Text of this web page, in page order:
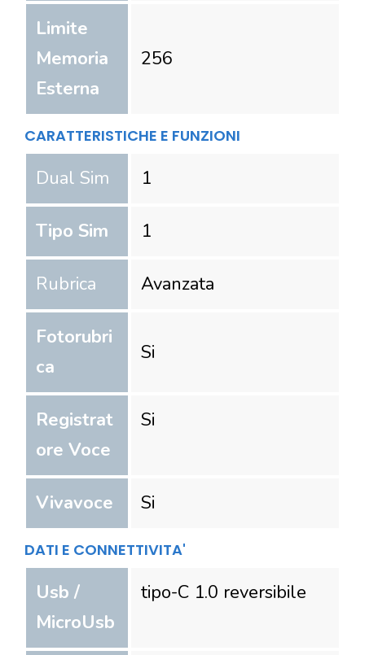
Limite
Memoria
Esterna
256
CARATTERISTICHE E FUNZIONI
Dual Sim 1
Tipo Sim 1
Rubrica Avanzata
Fotorubri
ca
Si
Registrat
ore Voce
Si
Vivavoce Si
DATI E CONNETTIVITA'
Usb /
MicroUsb
tipo-C 1.0 reversibile